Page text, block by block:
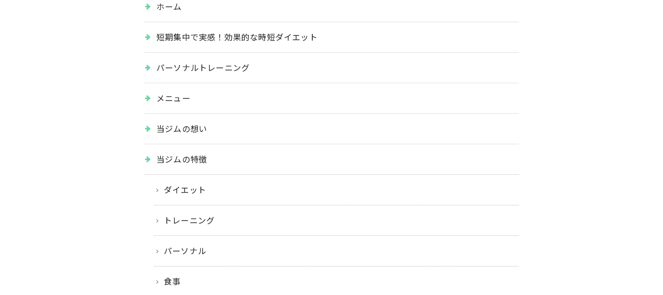
ホーム
短期集中で実感！効果的な時短ダイエット
パーソナルトレーニング
メニュー
当ジムの想い
当ジムの特徴
ダイエット
トレーニング
パーソナル
食事